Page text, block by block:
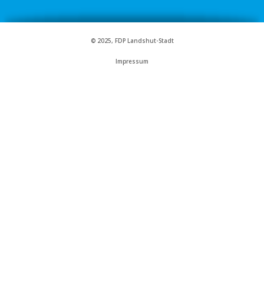
© 2025, FDP Landshut-Stadt
Impressum